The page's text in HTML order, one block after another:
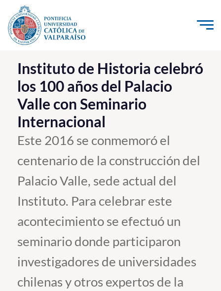
Click acá para ir directamente al contenido
La Universidad
Investigación, Creación e Innovación
PUCV Internacional
Vinculación con el Medio
Admisión
Pregrado
Postgrado
Formación Continua
Estudiantes
Académicos
Funcionarios
Instituto de Historia celebró
los 100 años del Palacio
Valle con Seminario
Internacional
Este 2016 se conmemoró el
centenario de la construcción del
Palacio Valle, sede actual del
Instituto. Para celebrar este
acontecimiento se efectuó un
seminario donde participaron
investigadores de universidades
chilenas y otros expertos de la